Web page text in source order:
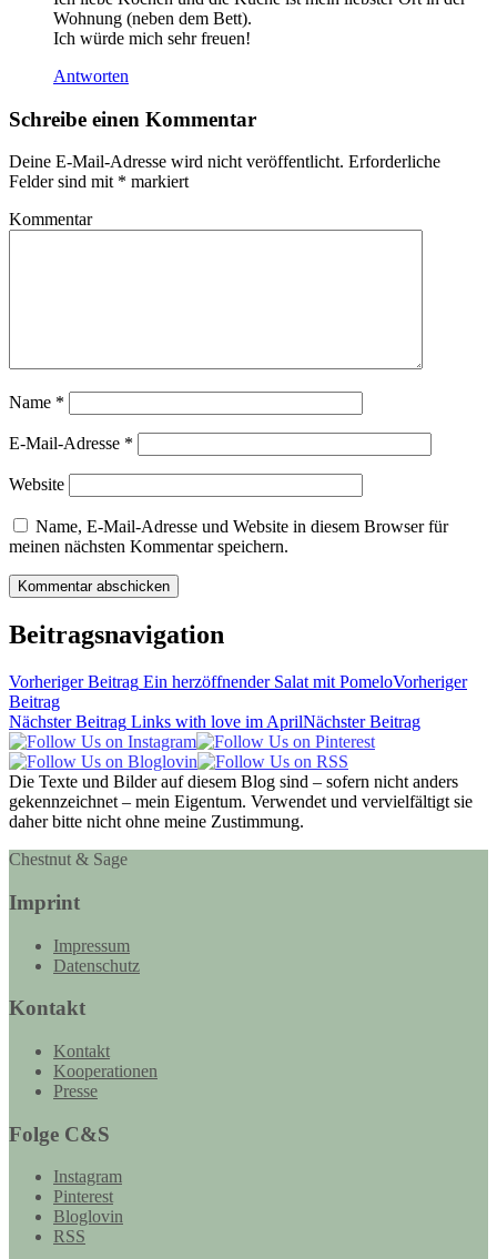
Wohnung (neben dem Bett).
Ich würde mich sehr freuen!
Antworten
Schreibe einen Kommentar
Deine E-Mail-Adresse wird nicht veröffentlicht. Erforderliche
Felder sind mit * markiert
Kommentar
Name *
E-Mail-Adresse *
Website
Name, E-Mail-Adresse und Website in diesem Browser für
meinen nächsten Kommentar speichern.
Beitragsnavigation
Vorheriger Beitrag Ein herzöffnender Salat mit PomeloVorheriger
Beitrag
Nächster Beitrag Links with love im AprilNächster Beitrag
Die Texte und Bilder auf diesem Blog sind – sofern nicht anders
gekennzeichnet – mein Eigentum. Verwendet und vervielfältigt sie
daher bitte nicht ohne meine Zustimmung.
Chestnut & Sage
Imprint
Impressum
Datenschutz
Kontakt
Kontakt
Kooperationen
Presse
Folge C&S
Instagram
Pinterest
Bloglovin
RSS